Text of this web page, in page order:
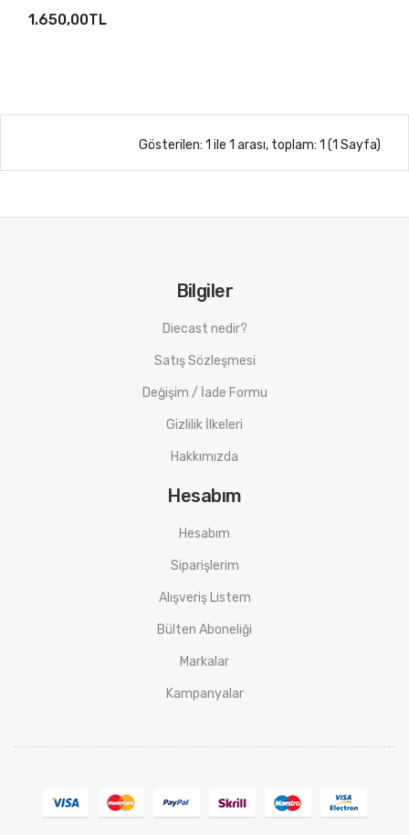
1.650,00TL
Gösterilen: 1 ile 1 arası, toplam: 1 (1 Sayfa)
Bilgiler
Diecast nedir?
Satış Sözleşmesi
Değişim / İade Formu
Gizlilik İlkeleri
Hakkımızda
Hesabım
Hesabım
Siparişlerim
Alışveriş Listem
Bülten Aboneliği
Markalar
Kampanyalar